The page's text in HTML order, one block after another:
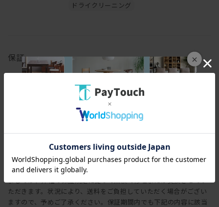
×
ドライクリーニング
保証
より3年間の製品保証を致します。また製品に付属する照明やコン
セントなどの電気用品に関しましては、1年間の保証を致します。
万一製造上、および構造設計上の欠陥による不良、破損などにつき
ましては、弊社の保証規定に従って無償で修理または交換させてい
ただきます。状況により、送料をご負担していただく場合がござい
ますので、予めご了承ください。保証期間内でも下記の内容に該当